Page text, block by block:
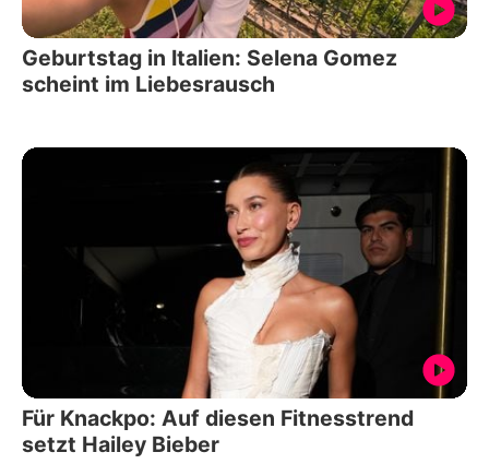
Geburtstag in Italien: Selena Gomez
scheint im Liebesrausch
Für Knackpo: Auf diesen Fitnesstrend
setzt Hailey Bieber